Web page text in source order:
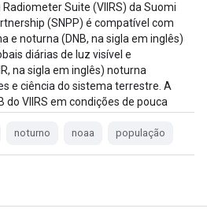
Suite (VIIRS) da Suomi
(SNPP) é compatível com
e noturna (DNB, na sigla em inglês)
diárias de luz visível e
na sigla em inglês) noturna
e ciência do sistema terrestre. A
do VIIRS em condições de pouca
noturno noaa população